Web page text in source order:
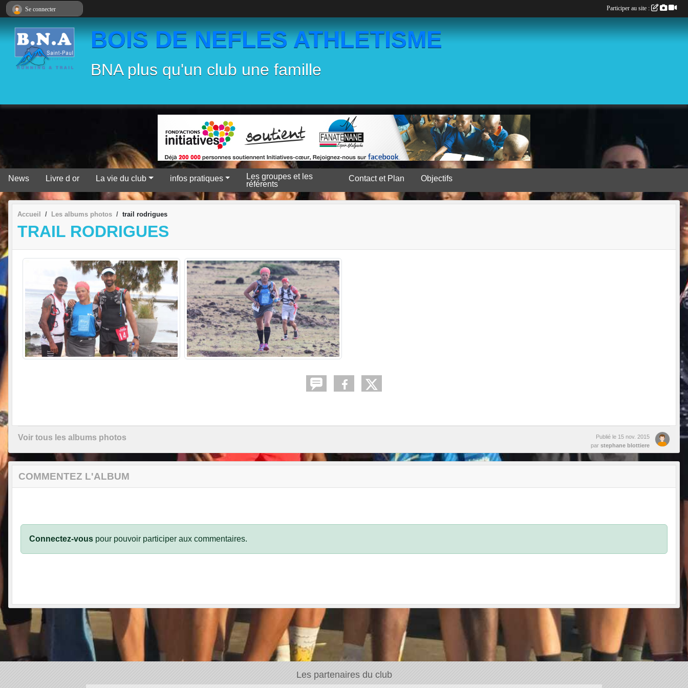
BOIS DE NEFLES ATHLETISME
BNA plus qu'un club une famille
News Livre d or La vie du club infos pratiques
Les groupes et les
référents
Contact et Plan Objectifs
Accueil Les albums photos trail rodrigues
TRAIL RODRIGUES
Voir tous les albums photos Publié le 15 nov. 2015
par stephane blottiere
COMMENTEZ L'ALBUM
Connectez-vous pour pouvoir participer aux commentaires.
Les partenaires du club
Se connecter Participer au site :
Panneau de gestion des cookies